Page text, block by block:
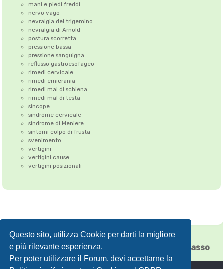
Questo sito, utilizza Cookie per darti la migliore
e più rilevante esperienza.
Per poter utilizzare il Forum, devi accettarne la
mani e piedi freddi
nervo vago
nevralgia del trigemino
nevralgia di Arnold
postura scorretta
pressione bassa
pressione sanguigna
reflusso gastroesofageo
rimedi cervicale
rimedi emicrania
rimedi mal di schiena
rimedi mal di testa
sincope
sindrome cervicale
sindrome di Meniere
sintomi colpo di frusta
svenimento
vertigini
vertigini cause
vertigini posizionali
Correzione dell'Atlante• Emicrania
Cefalea tensiva•Vertigini Floating Chiasso